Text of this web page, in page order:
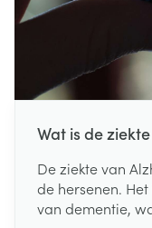
Wat is de
De ziekte van
de hersenen.
van dementie,